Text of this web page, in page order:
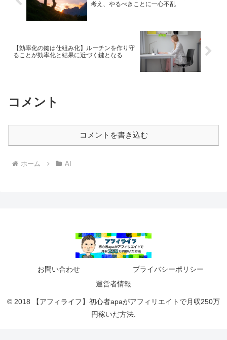
考え、やるべきことに一心不乱
【効率化の鍵は仕組み化】ルーチンを作り守
ることが効率化と結果に近づく鍵となる
コメント
コメントを書き込む
ホーム AI
お問い合わせ
プライバシーポリシー
運営者情報
© 2018 【アフィライフ】初心者apaがアフィリエイトで月収250万
円稼いだ方法.